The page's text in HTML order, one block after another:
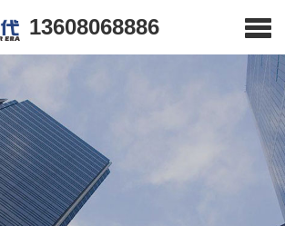
13608068886